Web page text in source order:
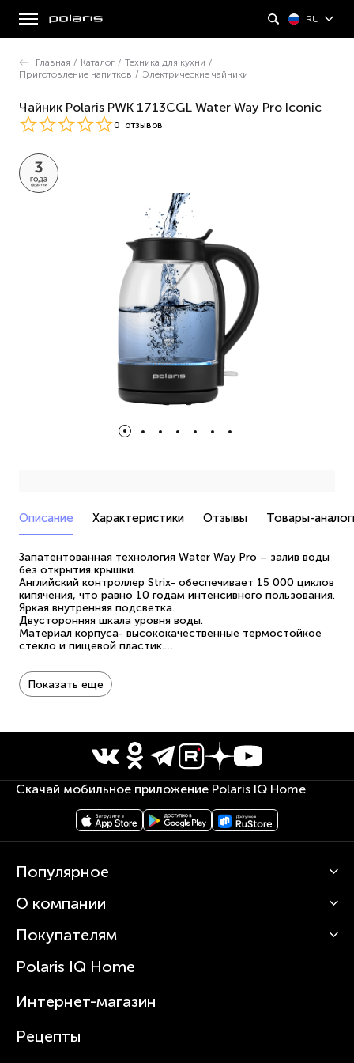
RU
Главная / Каталог / Техника для кухни /
Приготовление напитков / Электрические чайники
Чайник Polaris PWK 1713CGL Water Way Pro Iconic
0 отзывов
Описание Характеристики Отзывы Товары-
Запатентованная технология Water Way Pro – залив воды
без открытия крышки.
Английский контроллер Strix- обеспечивает 15 000 циклов
кипячения, что равно 10 годам интенсивного пользования.
Яркая внутренняя подсветка.
Двусторонняя шкала уровня воды.
Материал корпуса- высококачественные термостойкое
стекло и пищевой пластик.
Блокировка включения без воды.
Мощность 1850- 2200 Вт.
Объем - 1,8 л.
Показать еще
Скачай мобильное приложение Polaris IQ Home
Популярное
Кофемашины
Вертикальные пылесосы
Зубные щетки и ирригаторы
Увлажнители
Посуда
О компании
О Polaris
Статьи
Покупателям
Сервисные центры
Где купить
Polaris IQ Home
Интернет-магазин
Рецепты